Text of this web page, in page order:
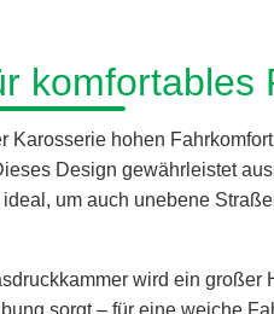
Karosserie hohen
Design gewährleistet
um auch unebene
wird ein großer